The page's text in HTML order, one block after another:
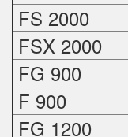
FS 2000
FSX 2000
FG 900
F 900
FG 1200